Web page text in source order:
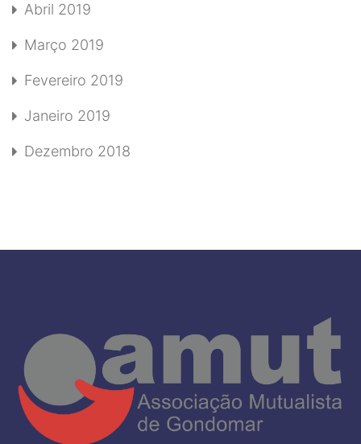
Abril 2019
Março 2019
Fevereiro 2019
Janeiro 2019
Dezembro 2018